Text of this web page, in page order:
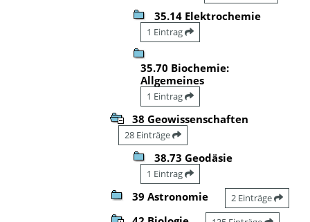
35.14 Elektrochemie
1 Eintrag
35.70 Biochemie:
Allgemeines
1 Eintrag
38 Geowissenschaften
28 Einträge
38.73 Geodäsie
1 Eintrag
39 Astronomie 2 Einträge